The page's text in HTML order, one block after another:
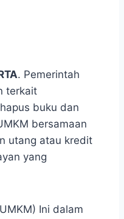
. Pemerintah
terkait
buku dan
bersamaan
utang atau kredit
yang
Ini dalam